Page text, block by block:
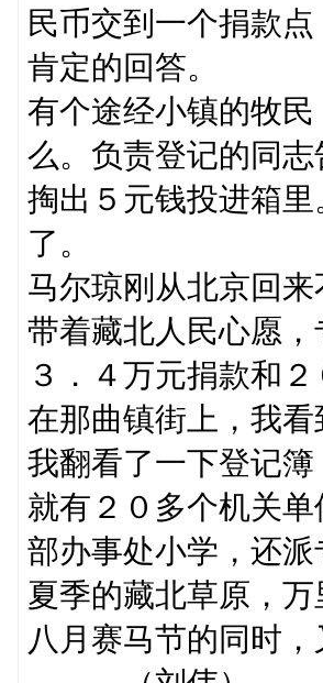
民币交到一个捐款
肯定的回答。
有个途经小镇的牧
么。负责登记的同
掏出５元钱投进箱
了。
马尔琼刚从北京回
带着藏北人民心愿
３．４万元捐款和
在那曲镇街上，我
我翻看了一下登记
就有２０多个机关
部办事处小学，还
夏季的藏北草原，
八月赛马节的